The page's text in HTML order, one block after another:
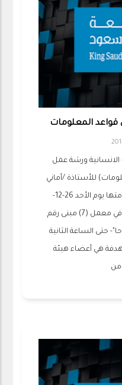
قواعد المعلومات
الانسانية ورشة عمل
للأستاذة /أماني
عبدالعزيز الحسن والمقرر إقامتها يوم الأحد 26-12-
1435هـ الموافق 20-10-2014م في معمل (7) مبنى رقم
حتى الساعة الثانية
هي أعضاء هيئة